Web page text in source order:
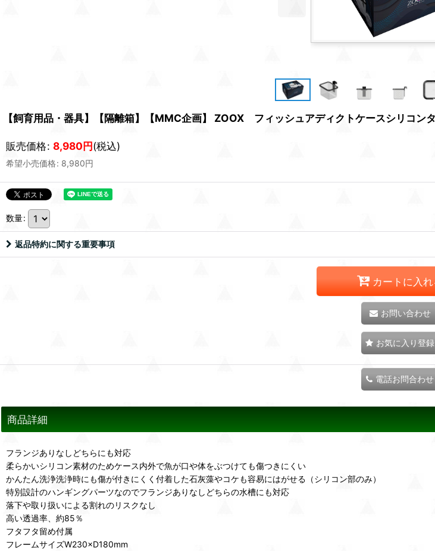
【飼育用品・器具】【隔離箱】【MMC企画】 ZOOX フィッシュアディクトケースシリコン
販売価格: 8,980円(税込)
希望小売価格: 8,980円
数量:
返品特約に関する重要事項
カートに入
お問い合わせ
お気に入り登録
電話お問合わせ
商品詳細
フランジありなしどちらにも対応
柔らかいシリコン素材のためケース内外で魚が口や体をぶつけても傷つきにくい
かんたん洗浄洗浄時にも傷が付きにくく付着した石灰藻やコケも容易にはがせる（シリコン部のみ）
特別設計のハンギングパーツなのでフランジありなしどちらの水槽にも対応
落下や取り扱いによる割れのリスクなし
高い透過率、約85％
フタフタ留め付属
フレームサイズW230×D180mm